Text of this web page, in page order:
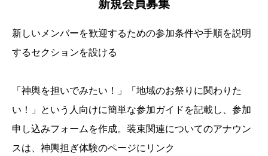
新規会員募集
新しいメンバーを歓迎するための参加条件や手順を説明
するセクションを設ける
「神輿を担いでみたい！」「地域のお祭りに関わりた
い！」という人向けに簡単な参加ガイドを記載し、参加
申し込みフォームを作成。装束関連についてのアナウン
スは、神輿担ぎ体験のページにリンク